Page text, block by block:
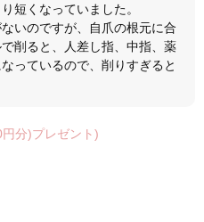
短くなっていました。
いのですが、自爪の根元に合
削ると、人差し指、中指、薬
っているので、削りすぎると
分)プレゼント)